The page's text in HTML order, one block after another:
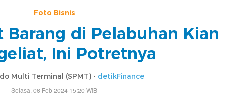
Foto Bisnis
Barang di Pelabuhan Kian
Ini Potretnya
Multi Terminal (SPMT) - detikFinance
Selasa, 06 Feb 2024 15:20 WIB